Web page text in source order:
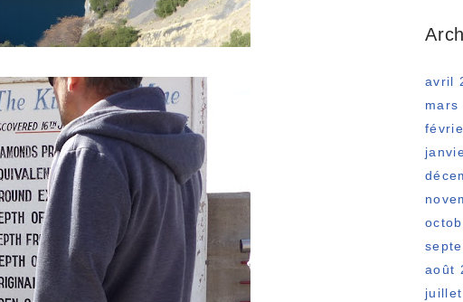
avril
mars
août